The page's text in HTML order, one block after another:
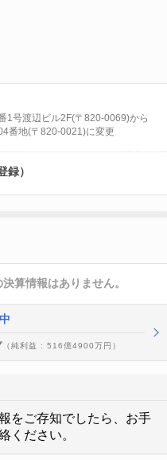
1号渡辺ビル2F(〒820-0069)から
番地(〒820-0021)に変更
録）
算情報はありません。
（純利益 : 516億4900万円）
をご存知でしたら、お手
ください。